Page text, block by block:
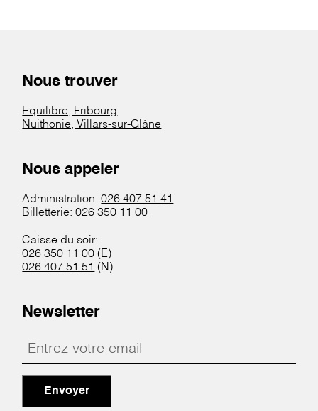
Nous trouver
Equilibre, Fribourg
Nuithonie, Villars-sur-Glâne
Nous appeler
Administration:026 407 51 41
Billetterie:026 350 11 00
Caisse du soir:
026 350 11 00 (E)
026 407 51 51 (N)
Newsletter
Envoyer